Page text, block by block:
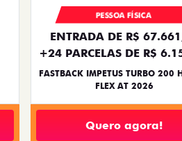
PESSOA FÍSICA
ENTRADA DE R$
+24 PARCELAS DE R$
FASTBACK IMPETUS TURBO 200
FLEX AT 2026
Quero agora!